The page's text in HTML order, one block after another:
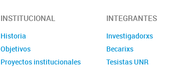
INSTITUCIONAL
Historia
Objetivos
Proyectos institucionales
INTEGRANTES
Investigadorxs
Becarixs
Tesistas UNR